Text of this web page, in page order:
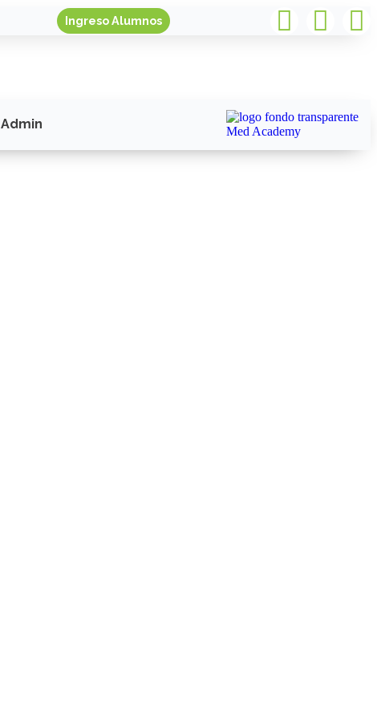
Ingreso Alumnos
Admin